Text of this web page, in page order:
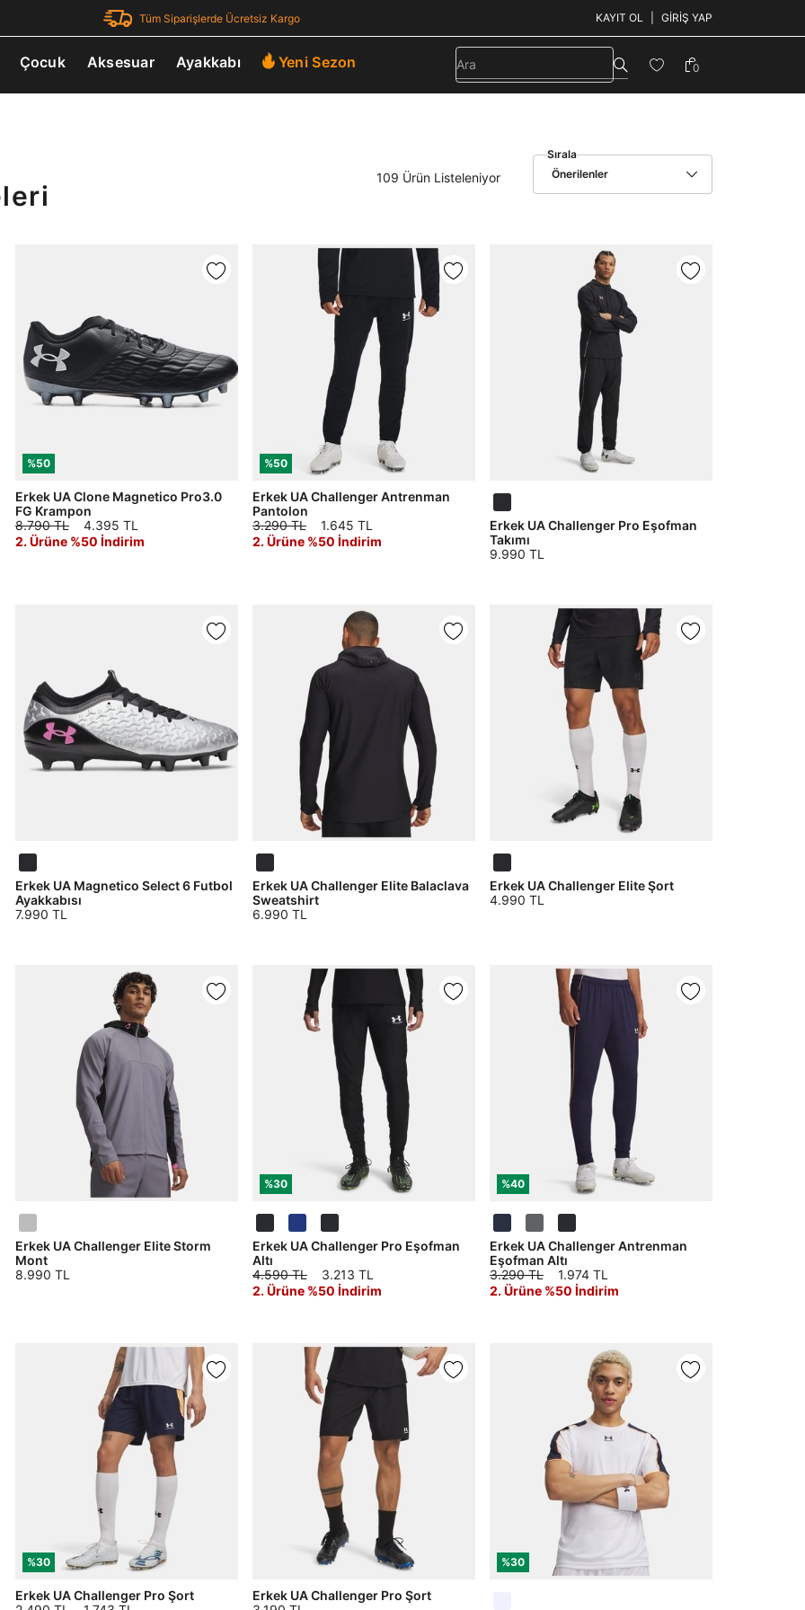
Tüm Siparişlerde Ücretsiz Kargo KAYIT OL GIRIŞ YAP
Çocuk Aksesuar Ayakkabı Yeni Sezon 0
109 Ürün Listeleniyor Önerilenler
Sırala
%50
Erkek UA Clone Magnetico Pro3.0
FG Krampon
8.790 TL
4.395 TL
2. Ürüne %50 İndirim
%50
Erkek UA Challenger Antrenman
Pantolon
3.290 TL
1.645 TL
2. Ürüne %50 İndirim
Erkek UA Challenger Pro Eşofman
Takımı
9.990 TL
Erkek UA Magnetico Select 6 Futbol
Ayakkabısı
7.990 TL
Erkek UA Challenger Elite Balaclava
Sweatshirt
6.990 TL
Erkek UA Challenger Elite Şort
4.990 TL
Erkek UA Challenger Elite Storm
Mont
8.990 TL
%30
Erkek UA Challenger Pro Eşofman
Altı
4.590 TL
3.213 TL
2. Ürüne %50 İndirim
%40
Erkek UA Challenger Antrenman
Eşofman Altı
3.290 TL
1.974 TL
2. Ürüne %50 İndirim
%30
Erkek UA Challenger Pro Şort
Erkek UA Challenger Pro Şort
%30
Parola Yenileme
Parola yenileme isteği için e-posta adresinizi giriniz.
E-posta adresi
Parolayı Yenile
Giriş Sayfasına Dön
Zaten hesabın var mı? Giriş yap